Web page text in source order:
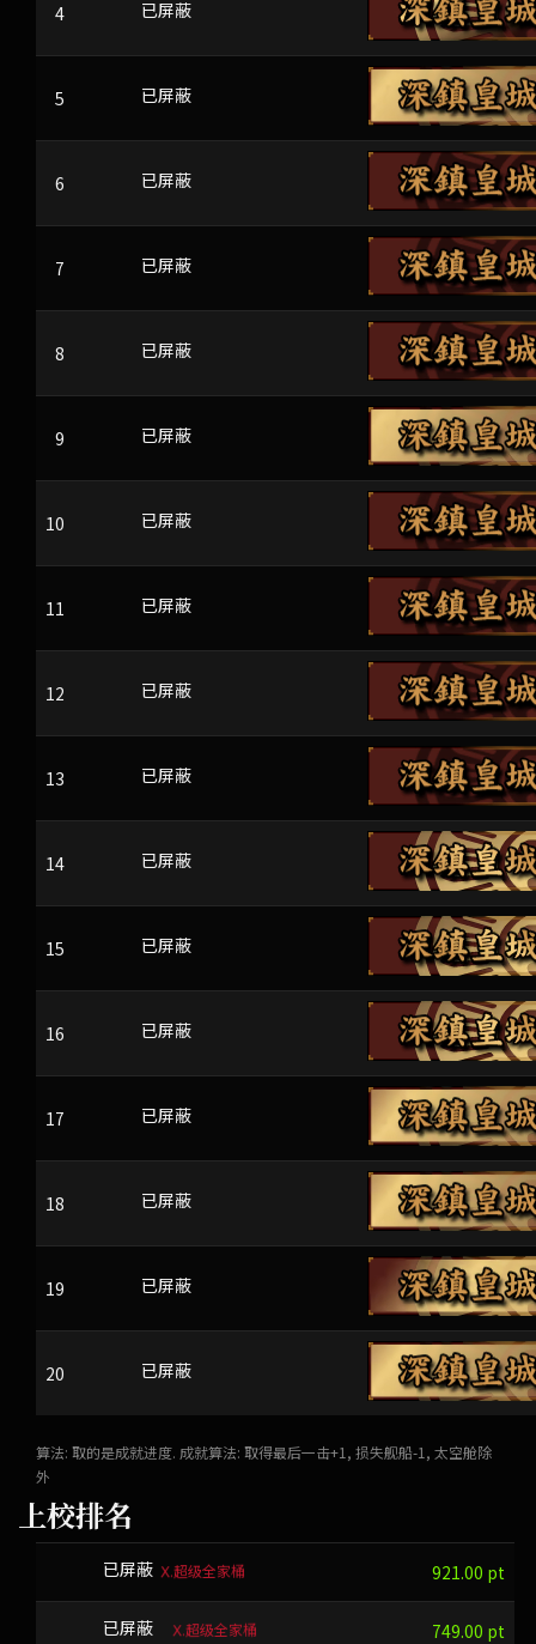
4 LQC
已屏蔽
5 GRAM
已屏蔽
6 q^<Mqvrk{%
已屏蔽
7 oDW5zy&0W6
已屏蔽
8 TKKX
已屏蔽
9 LAPGEX
已屏蔽
10 CKWA
已屏蔽
11 ph+n(x={5>wo4UI
已屏蔽
12 KVXE
已屏蔽
13 vruD#z#Y>r
已屏蔽
14 TF
已屏蔽
15 OIOGJNN
已屏蔽
16 HIT
已屏蔽
17 mQZNNaxz]!wO#Q7arQT:
已屏蔽
18 SMU
已屏蔽
19 BYFTKBHG
已屏蔽
20 IWDFZ
已屏蔽
算法: 取的是成就进度. 成就算法: 取得最后一击+1, 损失舰船-1, 太空舱除
外
上校排名
FLF
已屏蔽 Ⅹ.超级全家桶 921.00 pt
CJXJ
已屏蔽 Ⅹ.超级全家桶 749.00 pt